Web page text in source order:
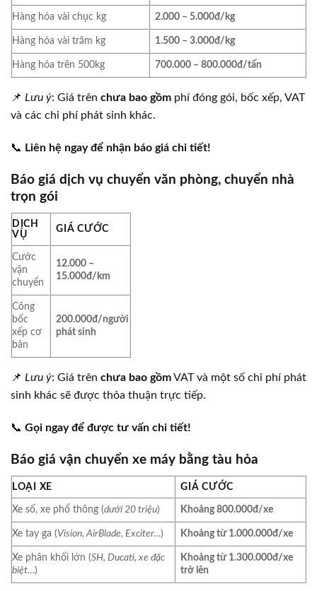
Hàng hóa vài chục kg 2.000 – 5.000đ/kg
Hàng hóa vài trăm kg 1.500 – 3.000đ/kg
Hàng hóa trên 500kg 700.000 – 800.000đ/tấn
📌 Lưu ý: Giá trên chưa bao gồm phí đóng gói, bốc xếp, VAT
và các chi phí phát sinh khác.
📞 Liên hệ ngay để nhận báo giá chi tiết!
Báo giá dịch vụ chuyển văn phòng, chuyển nhà
trọn gói
DỊCH
VỤ
GIÁ CƯỚC
Cước
vận
chuyển
12.000 –
15.000đ/km
Công
bốc
xếp cơ
bản
200.000đ/người
phát sinh
📌 Lưu ý: Giá trên chưa bao gồmVAT và một số chi phí phát
sinh khác sẽ được thỏa thuận trực tiếp.
📞 Gọi ngay để được tư vấn chi tiết!
Báo giá vận chuyển xe máy bằng tàu hỏa
LOẠI XE GIÁ CƯỚC
Xe số, xe phổ thông (dưới 20 triệu) Khoảng 800.000đ/xe
Xe tay ga (Vision, AirBlade, Exciter…) Khoảng từ 1.000.000đ/xe
Xe phân khối lớn (SH, Ducati, xe đặc
biệt…)
Khoảng từ 1.300.000đ/xe
trở lên